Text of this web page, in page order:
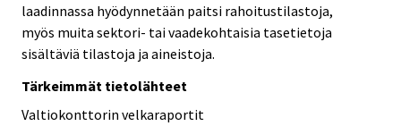
laadinnassa hyödynnetään paitsi rahoitustilastoja,
myös muita sektori- tai vaadekohtaisia tasetietoja
sisältäviä tilastoja ja aineistoja.
Tärkeimmät tietolähteet
Valtiokonttorin velkaraportit